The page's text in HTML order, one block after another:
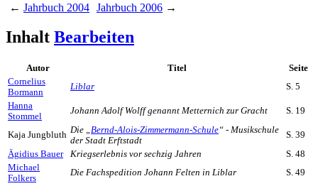
← Jahrbuch 2004 Jahrbuch 2006 →
Inhalt Bearbeiten
Autor Titel
Seite
Cornelius
Bormann
Liblar
S. 5
Hanna
Stommel
Johann Adolf Wolff genannt Metternich zur Gracht S. 19
Kaja Jungbluth Die „Bernd-Alois-Zimmermann-Schule“ - Musikschule
der Stadt Erftstadt
S. 39
Ägidius Bauer
Kriegserlebnis vor sechzig Jahren
S. 48
Michael
Folkers
Die Fachspedition Johann Felten in Liblar
S. 49